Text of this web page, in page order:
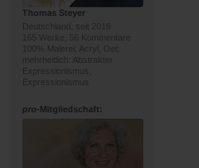
Thomas Steyer
Deutschland, seit 2016
165 Werke, 56 Kommentare
100% Malerei; Acryl, Oel;
mehrheitlich: Abstrakter
Expressionismus,
Expressionismus
pro-Mitgliedschaft: